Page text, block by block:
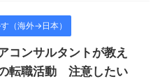
（海外→日本）
コンサルタントが教え
転職活動 注意したい